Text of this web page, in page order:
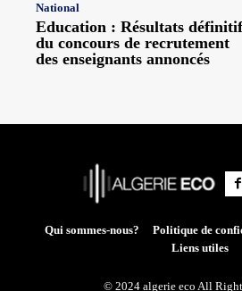
National
Education : Résultats
du concours de recrutement
des enseignants annoncés
Qui sommes-nous? Politique de
Liens utiles
© 2024 algerie eco All